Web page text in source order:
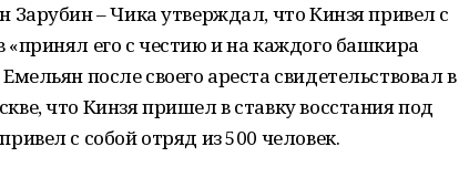
Зарубин – Чика утверждал, что Кинзя привел с
его с честию и на каждого башкира
после своего ареста свидетельствовал в
что Кинзя пришел в ставку восстания под
с собой отряд из 500 человек.